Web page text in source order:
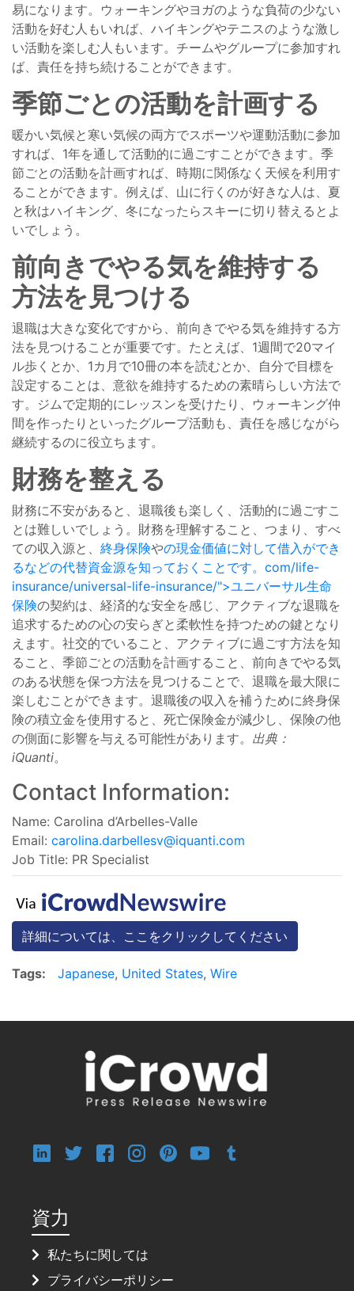
易になります。ウォーキングやヨガのような負荷の少ない
活動を好む人もいれば、ハイキングやテニスのような激し
い活動を楽しむ人もいます。チームやグループに参加すれ
ば、責任を持ち続けることができます。
季節ごとの活動を計画する
暖かい気候と寒い気候の両方でスポーツや運動活動に参加
すれば、1年を通して活動的に過ごすことができます。季
節ごとの活動を計画すれば、時期に関係なく天候を利用す
ることができます。例えば、山に行くのが好きな人は、夏
と秋はハイキング、冬になったらスキーに切り替えるとよ
いでしょう。
前向きでやる気を維持する
方法を見つける
退職は大きな変化ですから、前向きでやる気を維持する方
法を見つけることが重要です。たとえば、1週間で20マイ
ル歩くとか、1カ月で10冊の本を読むとか、自分で目標を
設定することは、意欲を維持するための素晴らしい方法で
す。ジムで定期的にレッスンを受けたり、ウォーキング仲
間を作ったりといったグループ活動も、責任を感じながら
継続するのに役立ちます。
財務を整える
財務に不安があると、退職後も楽しく、活動的に過ごすこ
とは難しいでしょう。財務を理解すること、つまり、すべ
ての収入源と、 終身保険やの現金価値に対して借入ができ
るなどの代替資金源を知っておくことです。com/life-
insurance/universal-life-insurance/">ユニバーサル生命
保険の契約は、経済的な安全を感じ、アクティブな退職を
追求するための心の安らぎと柔軟性を持つための鍵となり
えます。社交的でいること、アクティブに過ごす方法を知
ること、季節ごとの活動を計画すること、前向きでやる気
のある状態を保つ方法を見つけることで、退職を最大限に
楽しむことができます。退職後の収入を補うために終身保
険の積立金を使用すると、死亡保険金が減少し、保険の他
の側面に影響を与える可能性があります。 出典：
iQuanti。
Contact Information:
Name: Carolina d’Arbelles-Valle
Email: carolina.darbellesv@iquanti.com
Job Title: PR Specialist
詳細については、ここをクリックしてください
Tags: Japanese, United States, Wire
資力
私たちに関しては
プライバシーポリシー